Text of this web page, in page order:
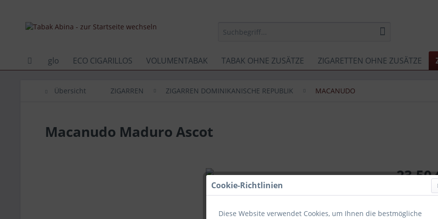
glo ECO CIGARILLOS VOLUMENTABAK TABAK OHNE ZUSÄTZE ZIGARETTEN OHNE ZUSÄTZE
Übersicht ZIGARREN ZIGARREN DOMINIKANISCHE REPUBLIK MACANUDO
Macanudo Maduro Ascot
23,50
Inhalt:10er
Cookie-Richtlinien
Diese Website verwendet Cookies, um Ihnen die bestmögliche